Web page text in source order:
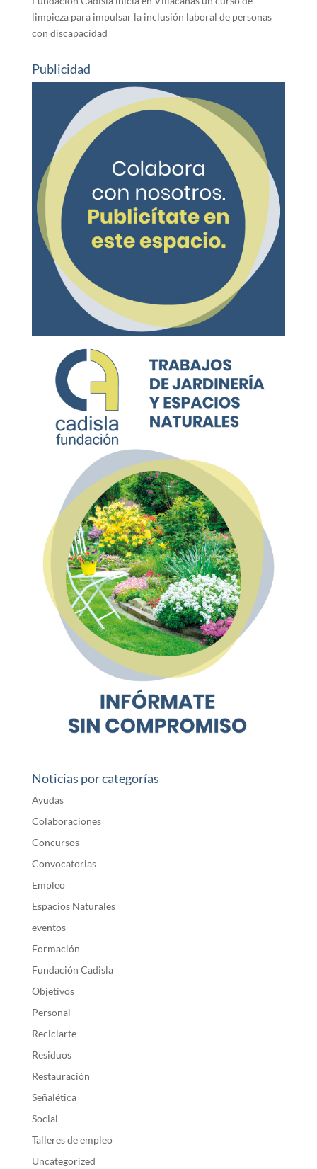
limpieza para impulsar la inclusión laboral de personas
con discapacidad
Publicidad
Noticias por categorías
Ayudas
Colaboraciones
Concursos
Convocatorias
Empleo
Espacios Naturales
eventos
Formación
Fundación Cadisla
Objetivos
Personal
Reciclarte
Residuos
Restauración
Señalética
Social
Talleres de empleo
Uncategorized